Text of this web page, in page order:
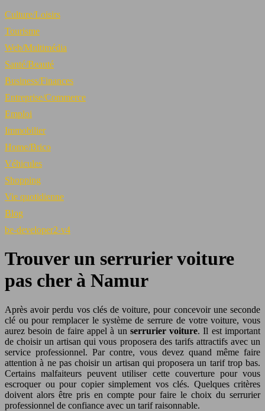
Culture/Loisirs
Tourisme
Web/Multimédia
Santé/Beauté
Business/Finances
Entreprise/Commerce
Emploi
Immobilier
Home/Brico
Véhicules
Shopping
Vie quotidienne
Blog
be-developer2-v4
Trouver un serrurier voiture
pas cher à Namur
Après avoir perdu vos clés de voiture, pour concevoir une seconde
clé ou pour remplacer le système de serrure de votre voiture, vous
aurez besoin de faire appel à un serrurier voiture. Il est important
de choisir un artisan qui vous proposera des tarifs attractifs avec un
service professionnel. Par contre, vous devez quand même faire
attention à ne pas choisir un artisan qui proposera un tarif trop bas.
Certains malfaiteurs peuvent utiliser cette couverture pour vous
escroquer ou pour copier simplement vos clés. Quelques critères
doivent alors être pris en compte pour faire le choix du serrurier
professionnel de confiance avec un tarif raisonnable.